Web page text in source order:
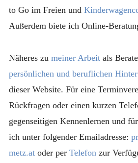
to Go im Freien und
Außerdem biete ich Online-
Näheres zu meiner Arbeitals
persönlichen und beruflichen
dieser Website. Für eine
Rückfragen oder einen kurzen
gegenseitigen Kennenlernen und
ich unter folgender Emailadresse:
metz.atoder per Telefon zur